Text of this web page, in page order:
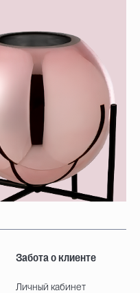
Забота о клиенте
Личный кабинет